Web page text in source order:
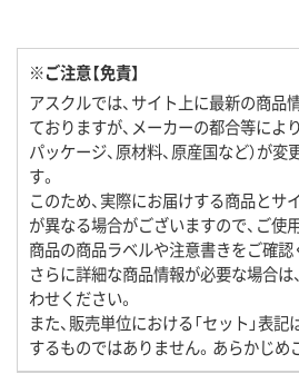
※ご注意【免責】
アスクルでは、サイト上に最新の商品
ておりますが、メーカーの都合等により
パッケージ、原材料、原産国など）が
す。
このため、実際にお届けする商品とサ
が異なる場合がございますので、ご使
商品の商品ラベルや注意書きをご確認
さらに詳細な商品情報が必要な場合は
わせください。
また、販売単位における「セット」表
するものではありません。あらかじめ